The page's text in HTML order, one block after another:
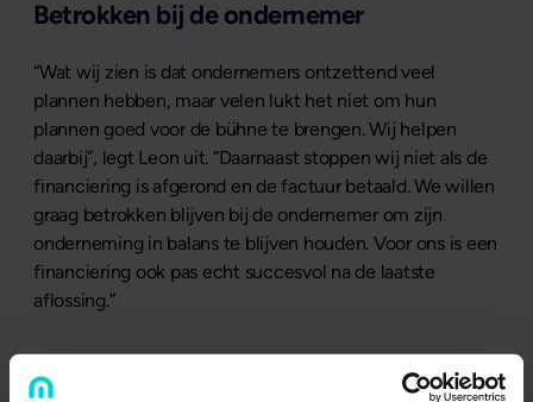
Betrokken bij de ondernemer
“Wat wij zien is dat ondernemers ontzettend veel
plannen hebben, maar velen lukt het niet om hun
plannen goed voor de bühne te brengen. Wij helpen
daarbij”, legt Leon uit. “Daarnaast stoppen wij niet als de
financiering is afgerond en de factuur betaald. We willen
graag betrokken blijven bij de ondernemer om zijn
onderneming in balans te blijven houden. Voor ons is een
financiering ook pas echt succesvol na de laatste
aflossing.”